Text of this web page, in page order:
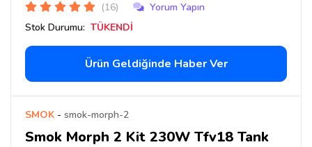
(16)
Yorum Yapın
Stok Durumu: TÜKENDİ
Ürün Geldiğinde Haber Ver
SMOK - smok-morph-2
Smok Morph 2 Kit 230W Tfv18 Tank